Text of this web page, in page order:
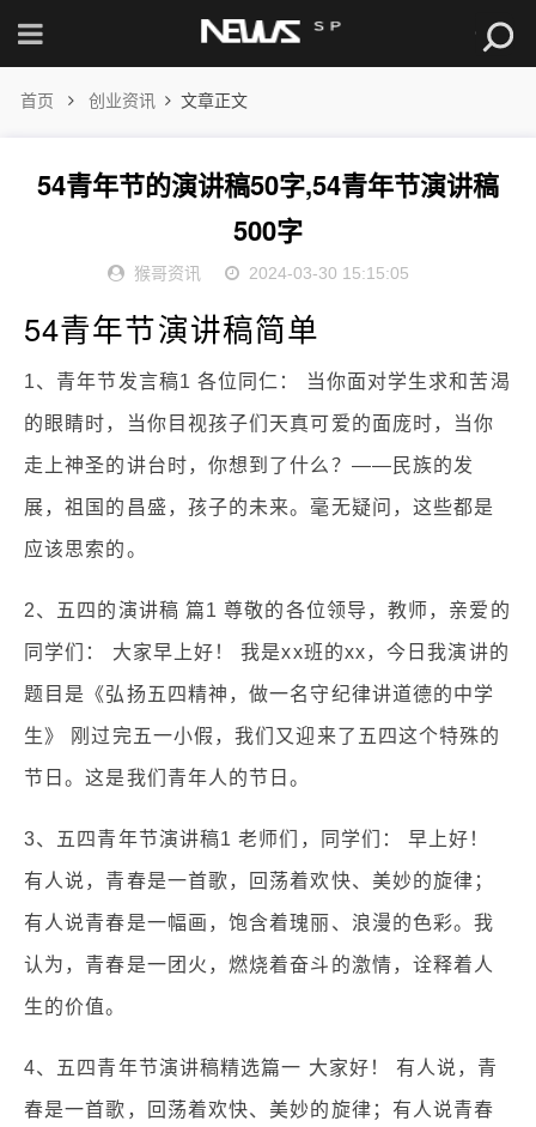
首页 创业资讯 文章正文
54青年节的演讲稿50字,54青年节演讲稿
500字
猴哥资讯 2024-03-30 15:15:05
54青年节演讲稿简单
1、青年节发言稿1 各位同仁： 当你面对学生求和苦渴
的眼睛时，当你目视孩子们天真可爱的面庞时，当你
走上神圣的讲台时，你想到了什么？——民族的发
展，祖国的昌盛，孩子的未来。毫无疑问，这些都是
应该思索的。
2、五四的演讲稿 篇1 尊敬的各位领导，教师，亲爱的
同学们： 大家早上好！ 我是xx班的xx，今日我演讲的
题目是《弘扬五四精神，做一名守纪律讲道德的中学
生》 刚过完五一小假，我们又迎来了五四这个特殊的
节日。这是我们青年人的节日。
3、五四青年节演讲稿1 老师们，同学们： 早上好！
有人说，青春是一首歌，回荡着欢快、美妙的旋律；
有人说青春是一幅画，饱含着瑰丽、浪漫的色彩。我
认为，青春是一团火，燃烧着奋斗的激情，诠释着人
生的价值。
4、五四青年节演讲稿精选篇一 大家好！ 有人说，青
春是一首歌，回荡着欢快、美妙的旋律；有人说青春